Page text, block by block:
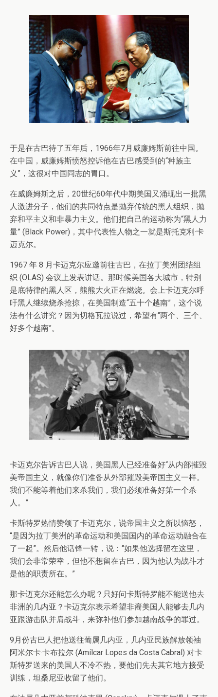
于是在古巴待了五年后，1966年7月威廉姆斯前往中国。
在中国，威廉姆斯愤怒控诉他在古巴感受到的“种族主
义”，这很对中国同志的胃口。
在威廉姆斯之后，20世纪60年代中期美国又涌现出一批黑
人激进分子，他们的共同特点是抛弃传统的黑人组织，抛
弃和平主义和非暴力主义。他们把自己的运动称为“黑人力
量” (Black Power)，其中代表性人物之一就是斯托克利·卡
迈克尔。
1967 年 8 月卡迈克尔应邀前往古巴，在拉丁美洲团结组
织 (OLAS) 会议上发表讲话。那时候美国各大城市，特别
是底特律的黑人区，熊熊大火正在燃烧。会上卡迈克尔呼
吁黑人继续烧杀抢掠，在美国制造“五十个越南”，这个说
法有什么讲究？因为切格瓦拉说过，希望有“两个、三个、
好多个越南”。
卡迈克尔告诉古巴人说，美国黑人已经准备好“从内部摧毁
美帝国主义，就像你们准备从外部摧毁美帝国主义一样。
我们不能等着他们来杀我们，我们必须准备好第一个杀
人。”
卡斯特罗热情赞颂了卡迈克尔，说帝国主义之所以恼怒，
“是因为拉丁美洲的革命运动和美国国内的革命运动融合在
了一起”。然后他话锋一转，说：“如果他选择留在这里，
我们会非常荣幸，但他不想留在古巴，因为他认为战斗才
是他的职责所在。”
那卡迈克尔还能怎么办呢？只好问卡斯特罗能不能送他去
非洲的几内亚？卡迈克尔表示希望非裔美国人能够去几内
亚跟游击队并肩战斗，来弥补他们参加越南战争的罪过。
9月份古巴人把他送往葡属几内亚，几内亚民族解放领袖
阿米尔卡·卡布拉尔 (Amílcar Lopes da Costa Cabral) 对卡
斯特罗送来的美国人不冷不热，要他们先去其它地方接受
训练，坦桑尼亚收留了他们。